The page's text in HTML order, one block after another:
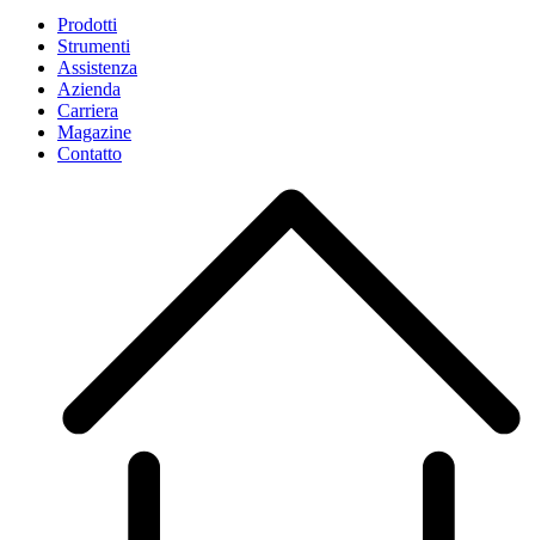
Prodotti
Strumenti
Assistenza
Azienda
Carriera
Magazine
Contatto